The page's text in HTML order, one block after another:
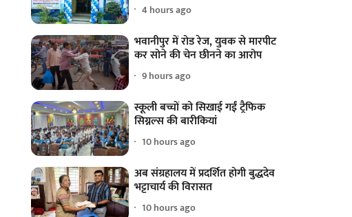
4 hours ago
भवानीपुर में रोड रेज, युवक से मारपीट
कर सोने की चेन छीनने का आरोप
9 hours ago
स्कूली बच्चों को सिखाई गईं ट्रैफिक
सिग्नल्स की बारीकियां
10 hours ago
अब संग्रहालय में प्रदर्शित होगी बुद्धदेव
भट्टाचार्य की विरासत
10 hours ago